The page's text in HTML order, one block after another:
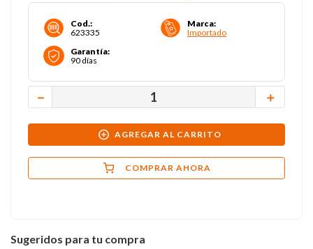
Cod.:
623335
Marca:
Importado
Garantía:
90 días
＋
－
AGREGAR AL CARRITO
COMPRAR AHORA
Sugeridos para tu compra